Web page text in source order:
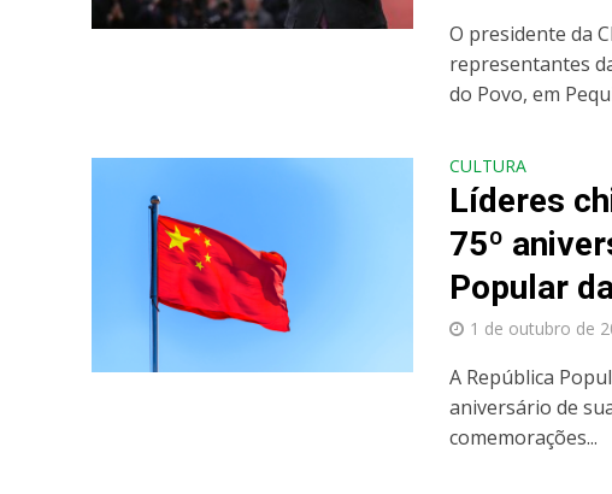
O presidente da
representantes
do Povo, em
CULTURA
Líderes
75º
Popular
1 de outubro de
A República
aniversário de
comemorações...